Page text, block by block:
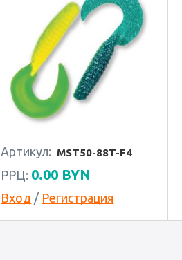
Артикул: MST50-88T-F4
РРЦ: 0.00 BYN
Вход / Регистрация